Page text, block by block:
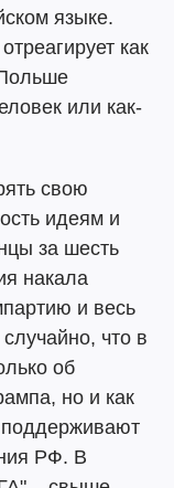
языке.
как
или как-
свою
идеям и
за шесть
накала
и весь
что в
об
но и как
поддерживают
РФ. В